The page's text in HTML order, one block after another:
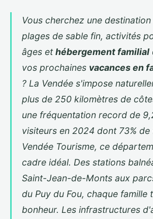
Vous cherchez une
plages de sable fin, activités
âges ethébergement familial
vos prochaines vacances en
? La Vendée s'impose
plus de 250 kilomètres de
une fréquentation record de
visiteurs en 2024 dont 73% de
Vendée Tourisme, ce
cadre idéal. Des stations
Saint-Jean-de-Monts aux
du Puy du Fou, chaque famille
bonheur. Les infrastructures